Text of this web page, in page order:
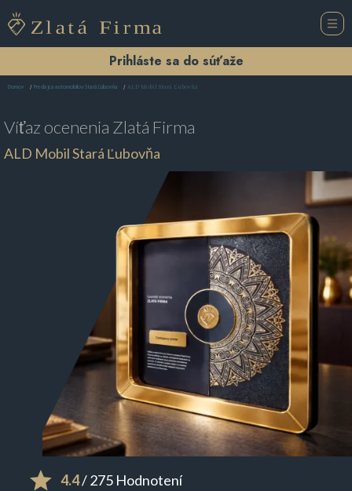
Prihláste sa do súťaže
Domov Predajca automobilov Stará Ľubovňa ALD Mobil Stará Ľubovňa
Víťaz ocenenia Zlatá Firma
ALD Mobil Stará Ľubovňa
4.4/ 275 Hodnotení